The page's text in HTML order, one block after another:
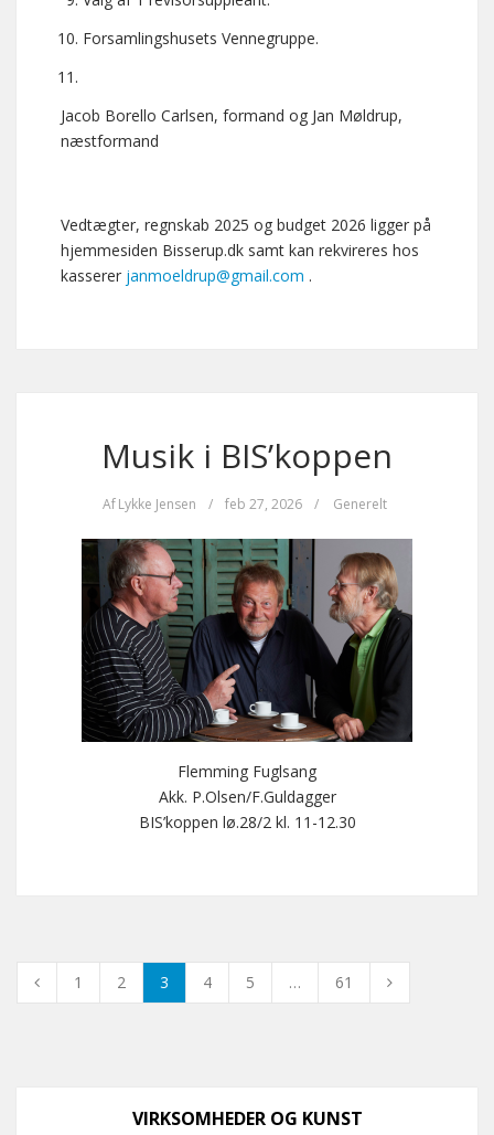
Forsamlingshusets Vennegruppe.
Jacob Borello Carlsen, formand og Jan Møldrup,
næstformand
Vedtægter, regnskab 2025 og budget 2026 ligger på
hjemmesiden Bisserup.dk samt kan rekvireres hos
kasserer janmoeldrup@gmail.com .
Musik i BIS’koppen
Af Lykke Jensen / feb 27, 2026 / Generelt
Flemming Fuglsang
Akk. P.Olsen/F.Guldagger
BIS’koppen lø.28/2 kl. 11-12.30
1 2 3 4 5 … 61
VIRKSOMHEDER OG KUNST